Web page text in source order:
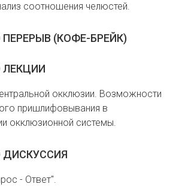
соотношения челюстей.
ПЕРЕРЫВ (КОФЕ-БРЕЙК)
ЛЕКЦИИ
окклюзии. Возможности
пришлифовывания в
окклюзионной системы.
ДИСКУССИЯ
- Ответ".